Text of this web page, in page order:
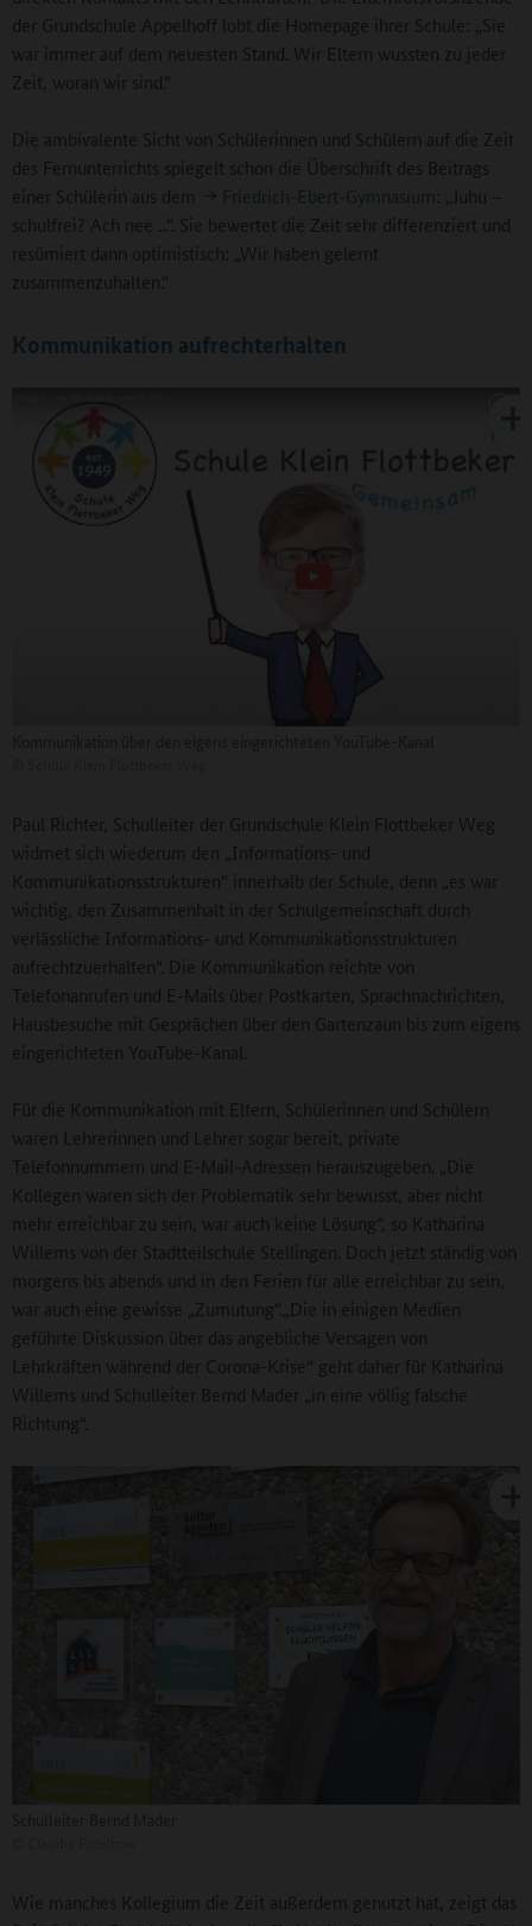
der Grundschule Appelhoff lobt die Homepage ihrer Schule: „Sie
war immer auf dem neuesten Stand. Wir Eltern wussten zu jeder
Zeit, woran wir sind.“
Die ambivalente Sicht von Schülerinnen und Schülern auf die Zeit
des Fernunterrichts spiegelt schon die Überschrift des Beitrags
einer Schülerin aus dem
Friedrich-Ebert-Gymnasium : „Juhu –
schulfrei? Ach nee ...“. Sie bewertet die Zeit sehr differenziert und
resümiert dann optimistisch: „Wir haben gelernt
zusammenzuhalten.“
Kommunikation aufrechterhalten
Paul Richter, Schulleiter der Grundschule Klein Flottbeker Weg
widmet sich wiederum den „Informations- und
Kommunikationsstrukturen“ innerhalb der Schule, denn „es war
wichtig, den Zusammenhalt in der Schulgemeinschaft durch
verlässliche Informations- und Kommunikationsstrukturen
aufrechtzuerhalten“. Die Kommunikation reichte von
Telefonanrufen und E-Mails über Postkarten, Sprachnachrichten,
Hausbesuche mit Gesprächen über den Gartenzaun bis zum eigens
eingerichteten YouTube-Kanal.
Für die Kommunikation mit Eltern, Schülerinnen und Schülern
waren Lehrerinnen und Lehrer sogar bereit, private
Telefonnummern und E-Mail-Adressen herauszugeben. „Die
Kollegen waren sich der Problematik sehr bewusst, aber nicht
mehr erreichbar zu sein, war auch keine Lösung“, so Katharina
Willems von der Stadtteilschule Stellingen. Doch jetzt ständig von
morgens bis abends und in den Ferien für alle erreichbar zu sein,
war auch eine gewisse „Zumutung“.„Die in einigen Medien
geführte Diskussion über das angebliche Versagen von
Lehrkräften während der Corona-Krise“ geht daher für Katharina
Willems und Schulleiter Bernd Mader „in eine völlig falsche
Richtung“.
Wie manches Kollegium die Zeit außerdem genutzt hat, zeigt das